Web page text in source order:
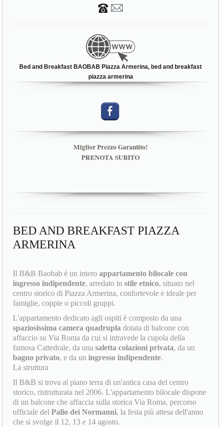
Bed and Breakfast BAOBAB Piazza Armerina, bed and breakfast
piazza armerina
Miglior Prezzo Garantito!
ARMERINA
centro storico di Piazza Armerina, confortevole e ideale per
famiglie, coppie o piccoli gruppi.
L'appartamento dedicato agli ospiti è composto da una
affaccio su Via Roma da cui si intravede la cupola della
famosa Cattedrale, da unasaletta colazioni privata, da un
bagno privato , e da uningresso indipendente.
La struttura
Il B&B si trova al piano terra di un'antica casa del centro
di un balcone che affaccia sulla storica Via Roma, percorso
ufficiale delPalio dei Normanni, la festa più attesa dell'anno
che si svolge il 12, 13 e 14 agosto.
Distanze e luoghi di interesse